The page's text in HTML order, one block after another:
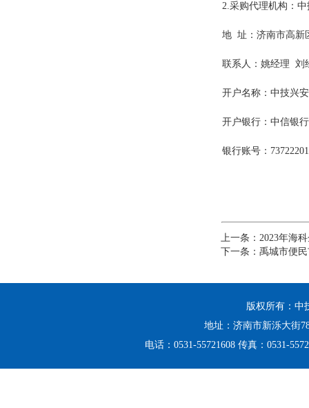
2.采购代理机构：
地 址：济南市高新
联系人：姚经理 刘
开户名称：中技兴
开户银行：中信银
银行账号：
上一条： 2023年海
下一条： 禹城市便
版权所有：中
地址：济南市新泺大街
电话：0531-55721608 传真：0531-